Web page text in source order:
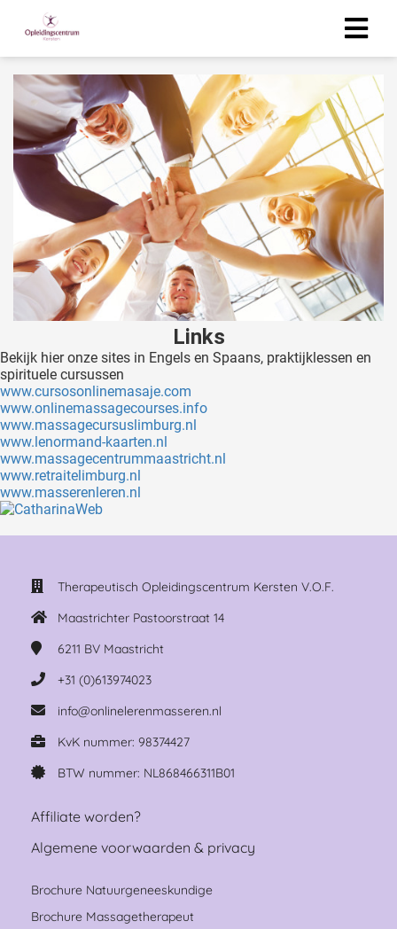
Links
Bekijk hier onze sites in Engels en Spaans, praktijklessen en
spirituele cursussen
www.cursosonlinemasaje.com
www.onlinemassagecourses.info
www.massagecursuslimburg.nl
www.lenormand-kaarten.nl
www.massagecentrummaastricht.nl
www.retraitelimburg.nl
www.masserenleren.nl
Therapeutisch Opleidingscentrum Kersten V.O.F.
Maastrichter Pastoorstraat 14
6211 BV Maastricht
+31 (0)613974023
info@onlinelerenmasseren.nl
KvK nummer: 98374427
BTW nummer: NL868466311B01
Affiliate worden?
Algemene voorwaarden & privacy
Brochure Natuurgeneeskundige
Brochure Massagetherapeut